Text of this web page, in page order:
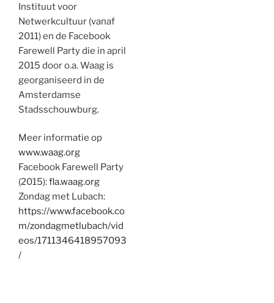
Instituut voor
Netwerkcultuur (vanaf
2011) en de Facebook
Farewell Party die in april
2015 door o.a. Waag is
georganiseerd in de
Amsterdamse
Stadsschouwburg.
Meer informatie op
www.waag.org
Facebook Farewell Party
(2015):fla.waag.org
Zondag met Lubach:
https://www.facebook.co
m/zondagmetlubach/vid
eos/1711346418957093
/